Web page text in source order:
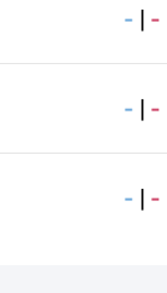
- | -
- | -
- | -